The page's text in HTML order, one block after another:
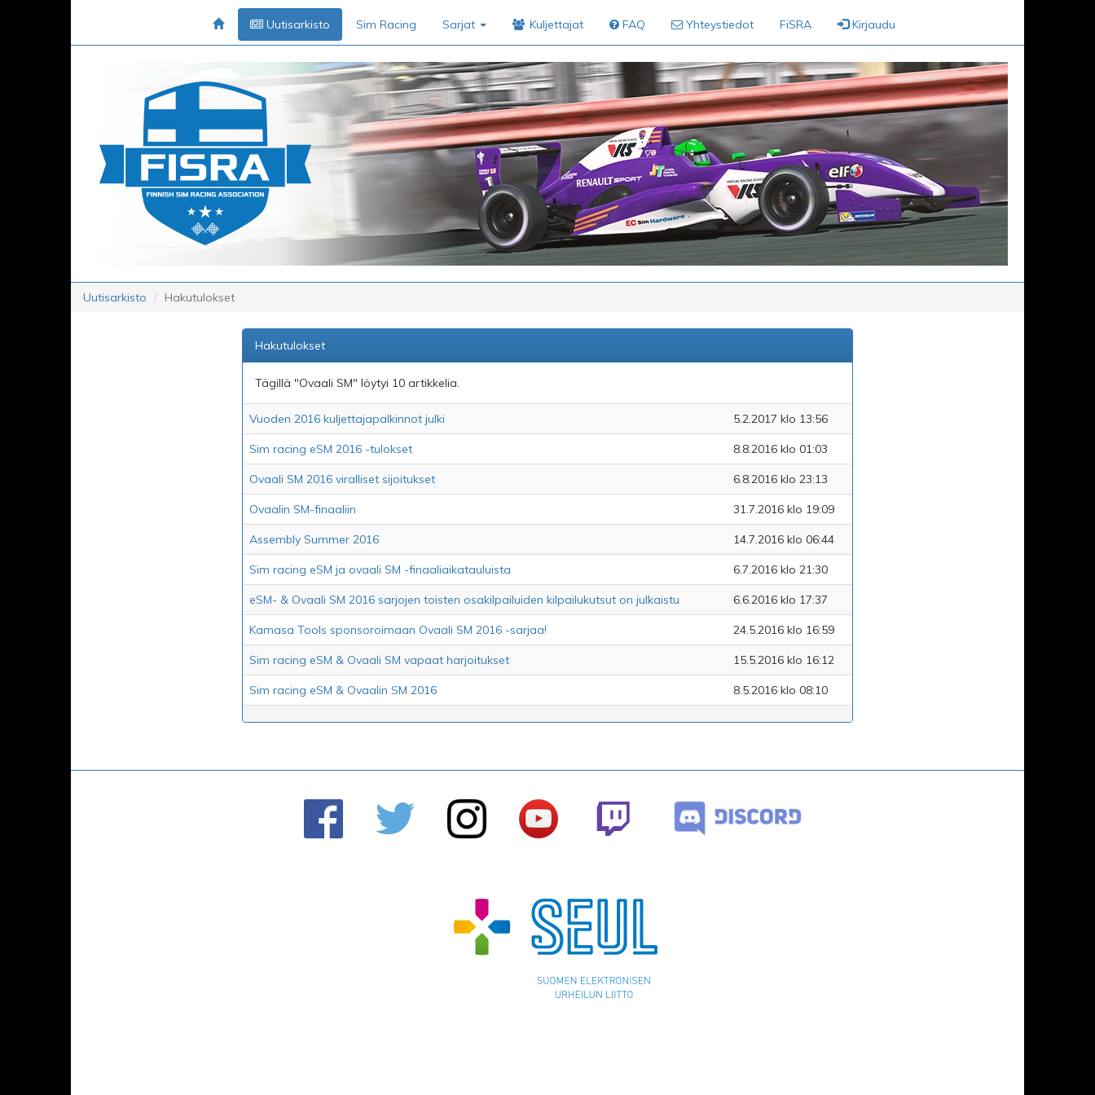
Uutisarkisto Sim Racing Sarjat Kuljettajat FAQ Yhteystiedot FiSRA Kirjaudu
Uutisarkisto Hakutulokset
Hakutulokset
Tägillä "Ovaali SM" löytyi 10 artikkelia.
Vuoden 2016 kuljettajapalkinnot julki 5.2.2017 klo 13:56
Sim racing eSM 2016 -tulokset 8.8.2016 klo 01:03
Ovaali SM 2016 viralliset sijoitukset 6.8.2016 klo 23:13
Ovaalin SM-finaaliin 31.7.2016 klo 19:09
Assembly Summer 2016 14.7.2016 klo 06:44
Sim racing eSM ja ovaali SM -finaaliaikatauluista 6.7.2016 klo 21:30
eSM- & Ovaali SM 2016 sarjojen toisten osakilpailuiden kilpailukutsut on julkaistu 6.6.2016 klo 17:37
Kamasa Tools sponsoroimaan Ovaali SM 2016 -sarjaa! 24.5.2016 klo 16:59
Sim racing eSM & Ovaali SM vapaat harjoitukset 15.5.2016 klo 16:12
Sim racing eSM & Ovaalin SM 2016 8.5.2016 klo 08:10